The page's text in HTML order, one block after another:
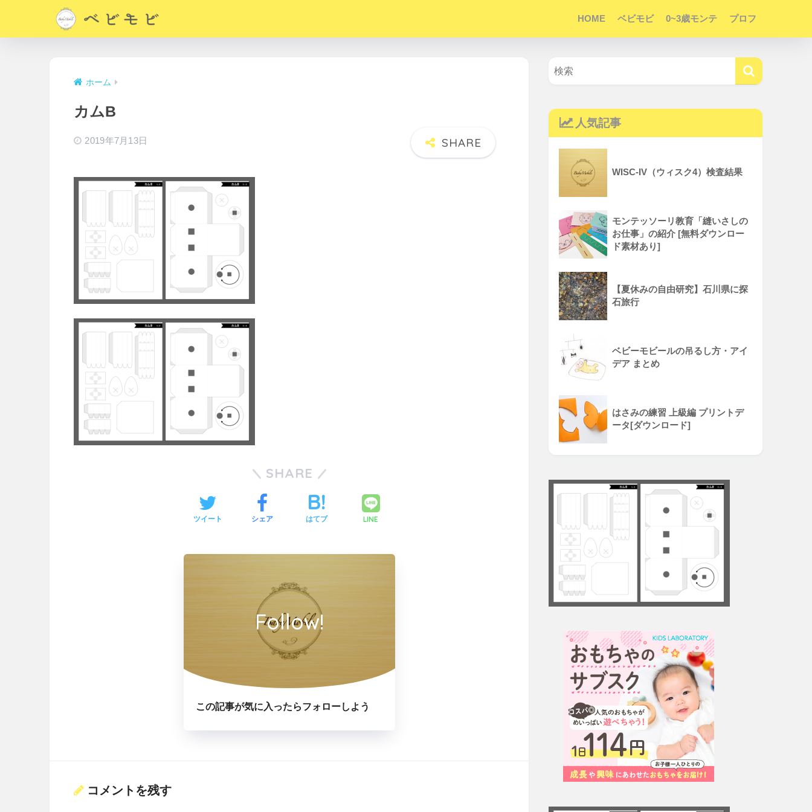
HOME ベビモビ 0~3歳モンテ プロフ
ホーム
カムB
2019年7月13日
SHARE
ツイート シェア はてブ LINE
Follow!
この記事が気に入ったらフォローしよう
コメントを残す
人気記事
WISC-IV（ウィスク4）検査結果
モンテッソーリ教育「縫いさしの
お仕事」の紹介 [無料ダウンロー
ド素材あり]
【夏休みの自由研究】石川県に探
石旅行
ベビーモビールの吊るし方・アイ
デア まとめ
はさみの練習 上級編 プリントデ
ータ[ダウンロード]